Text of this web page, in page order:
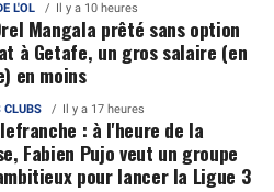
L'OL Il y a 10 heures
Mangala prêté sans option
à Getafe, un gros salaire (en
en moins
CLUBS Il y a 17 heures
: à l'heure de la
Fabien Pujo veut un groupe
pour lancer la Ligue 3